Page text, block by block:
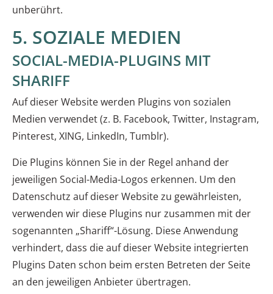
unberührt.
5. SOZIALE MEDIEN
SOCIAL-MEDIA-PLUGINS MIT
SHARIFF
Auf dieser Website werden Plugins von sozialen
Medien verwendet (z. B. Facebook, Twitter, Instagram,
Pinterest, XING, LinkedIn, Tumblr).
Die Plugins können Sie in der Regel anhand der
jeweiligen Social-Media-Logos erkennen. Um den
Datenschutz auf dieser Website zu gewährleisten,
verwenden wir diese Plugins nur zusammen mit der
sogenannten „Shariff“-Lösung. Diese Anwendung
verhindert, dass die auf dieser Website integrierten
Plugins Daten schon beim ersten Betreten der Seite
an den jeweiligen Anbieter übertragen.